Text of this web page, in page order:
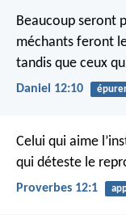
Beaucoup seront
méchants feront
tandis que ceux
Daniel 12:10
Celui qui aime
qui déteste le
Proverbes 12:1